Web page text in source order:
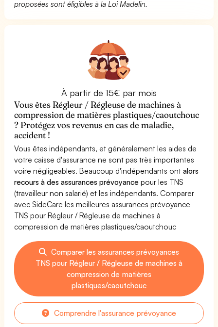
proposées sont éligibles à la Loi Madelin.
À partir de 15€ par mois
Vous êtes Régleur / Régleuse de machines à
compression de matières plastiques/caoutchouc
? Protégez vos revenus en cas de maladie,
accident !
Vous êtes indépendants, et généralement les aides de
votre caisse d'assurance ne sont pas très importantes
voire négligeables. Beaucoup d'indépendants ontalors
recours à des assurances prévoyance pour les TNS
(travailleur non salarié) et les indépendants. Comparer
avec SideCare les meilleures assurances prévoyance
TNS pour Régleur / Régleuse de machines à
compression de matières plastiques/caoutchouc
Comparer les assurances prévoyances
TNS pour Régleur / Régleuse de machines à
compression de matières
plastiques/caoutchouc
Comprendre l'assurance prévoyance